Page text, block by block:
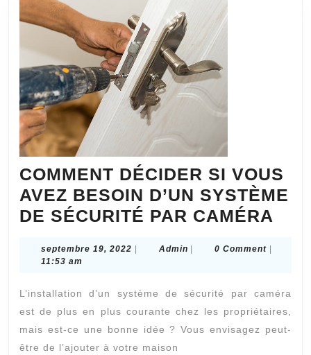
COMMENT DÉCIDER SI VOUS
AVEZ BESOIN D’UN SYSTÈME
DE SÉCURITÉ PAR CAMÉRA
septembre 19, 2022 septembre
AdminAdmin0 Comment
11:53 am
L’installation d’un système de sécurité par caméra
est de plus en plus courante chez les propriétaires,
mais est-ce une bonne idée ? Vous envisagez peut-
être de l’ajouter à votre maison